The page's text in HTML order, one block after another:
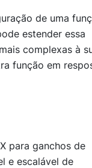
de uma
estender essa
complexas à
função em
para ganchos de
e escalável de